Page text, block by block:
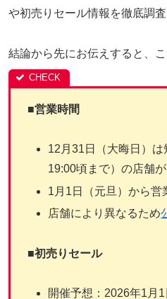
や初売りセール情報を徹底調査
結論から先にお伝えすると、こ
■営業時間
12月31日（大晦日）は
19:00頃まで）の店舗
1月1日（元旦）から営
店舗により異なるため
■初売りセール
開催予想：2026年1月